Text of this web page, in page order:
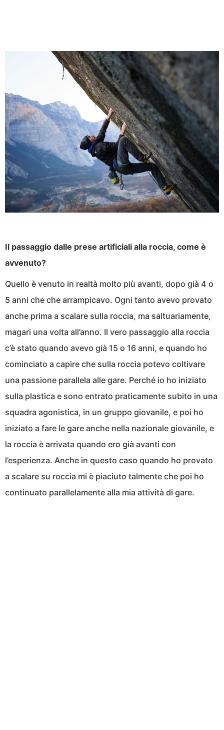
Il passaggio dalle prese artificiali alla roccia, come è
avvenuto?
Quello è venuto in realtà molto più avanti, dopo già 4 o
5 anni che che arrampicavo. Ogni tanto avevo provato
anche prima a scalare sulla roccia, ma saltuariamente,
magari una volta all’anno. Il vero passaggio alla roccia
c’è stato quando avevo già 15 o 16 anni, e quando ho
cominciato a capire che sulla roccia potevo coltivare
una passione parallela alle gare. Perché io ho iniziato
sulla plastica e sono entrato praticamente subito in una
squadra agonistica, in un gruppo giovanile, e poi ho
iniziato a fare le gare anche nella nazionale giovanile, e
la roccia è arrivata quando ero già avanti con
l’esperienza. Anche in questo caso quando ho provato
a scalare su roccia mi è piaciuto talmente che poi ho
continuato parallelamente alla mia attività di gare.